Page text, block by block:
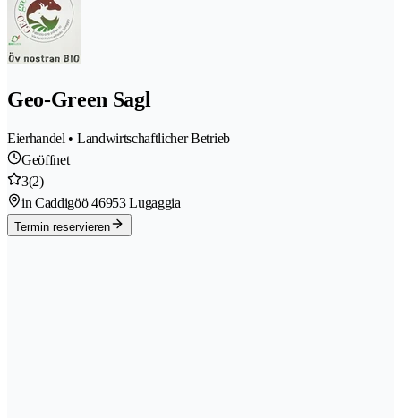
Geo-Green Sagl
Eierhandel • Landwirtschaftlicher Betrieb
Geöffnet
3(2)
in Caddigöö 46953 Lugaggia
Termin reservieren